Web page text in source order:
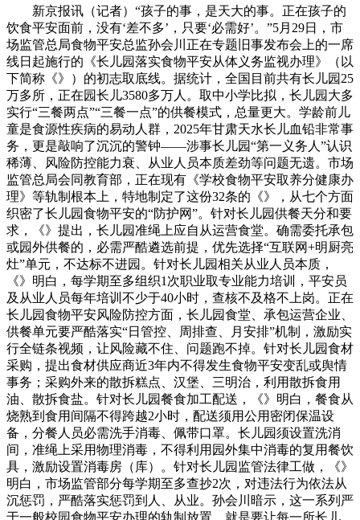
新京报讯（记者）“孩子的事，是天大的事。正在孩子的
饮食平安面前，没有‘差不多’，只要‘必需好’。”5月29日，市
场监管总局食物平安总监孙会川正在专题旧事发布会上的一席
线日起施行的《长儿园落实食物平安从体义务监视办理》（以
下简称《》）的初志取底线。据统计，全国目前共有长儿园25
万多所，正在园长儿3580多万人。取中小学比拟，长儿园大多
实行“三餐两点”“三餐一点”的供餐模式，总量更大。学龄前儿
童是食源性疾病的易动人群，2025年甘肃天水长儿血铅非常事
务，更是敲响了沉沉的警钟——涉事长儿园“第一义务人”认识
稀薄、风险防控能力衰、从业人员本质差劲等问题无遗。市场
监管总局会同教育部，正在现有《学校食物平安取养分健康办
理》等轨制根本上，特地制定了这份32条的《》，从七个方面
织密了长儿园食物平安的“防护网”。针对长儿园供餐天分和要
求，《》提出，长儿园准绳上应自从运营食堂。确需委托承包
或园外供餐的，必需严酷遴选前提，优先选择“互联网+明厨亮
灶”单元，不达标不进园。针对长儿园相关从业人员本质，
《》明白，每学期至多组织1次职业取专业能力培训，平安员
及从业人员每年培训不少于40小时，查核不及格不上岗。正在
长儿园食物平安风险防控方面，长儿园食堂、承包运营企业、
供餐单元要严酷落实“日管控、周排查、月安排”机制，激励实
行全链条视频，让风险藏不住、问题跑不掉。针对长儿园食材
采购，提出食材供应商近3年内不得发生食物平安变乱或舆情
事务；采购外来的散拆糕点、汉堡、三明治，利用散拆食用
油、散拆食盐。针对长儿园餐食加工配送，《》明白，餐食从
烧熟到食用间隔不得跨越2小时，配送须用公用密闭保温设
备，分餐人员必需洗手消毒、佩带口罩。长儿园须设置洗消
间，准绳上采用物理消毒，不得利用园外集中消毒的复用餐饮
具，激励设置消毒房（库）。针对长儿园监管法律工做，《》
明白，市场监管部分每学期至多查抄2次，对违法行为依法从
沉惩罚，严酷落实惩罚到人、从业。孙会川暗示，这一系列严
于一般校园食物平安办理的轨制放置，就是要让每一所长儿